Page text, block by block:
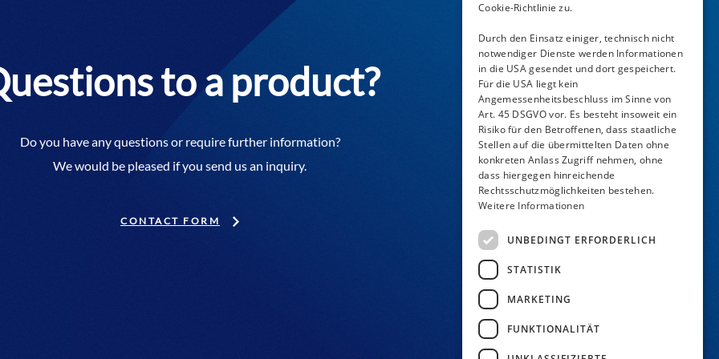
to a product?
Do you have any questions or require further information?
We would be pleased if you send us an inquiry.
CONTACT FORM
Cookie-Richtlinie zu.
Durch den Einsatz einiger, technisch nicht
notwendiger Dienste werden Informationen
in die USA gesendet und dort gespeichert.
Für die USA liegt kein
Angemessenheitsbeschluss im Sinne von
Art. 45 DSGVO vor. Es besteht insoweit ein
Risiko für den Betroffenen, dass staatliche
Stellen auf die übermittelten Daten ohne
konkreten Anlass Zugriff nehmen, ohne
dass hiergegen hinreichende
Rechtsschutzmöglichkeiten bestehen.
Weitere Informationen
UNBEDINGT ERFORDERLICH
STATISTIK
MARKETING
FUNKTIONALITÄT